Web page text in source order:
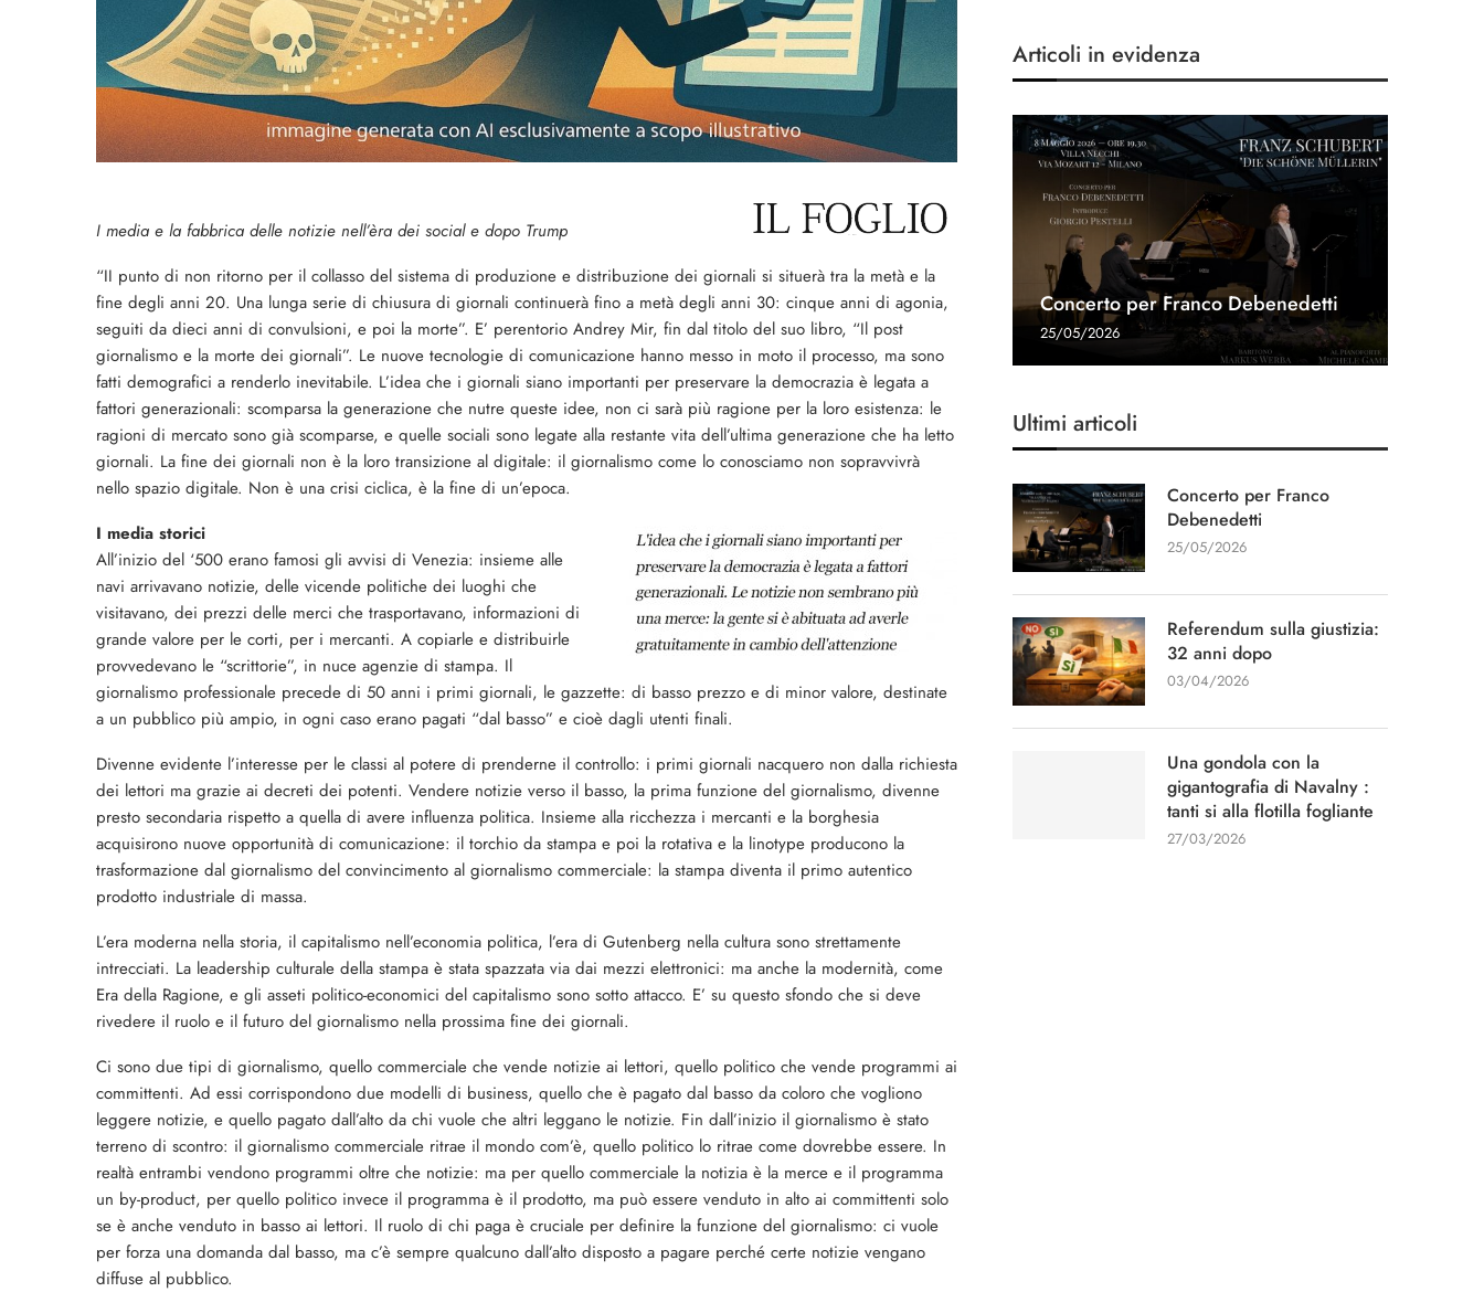
I media e la fabbrica delle notizie nell’èra dei social e dopo Trump
“II punto di non ritorno per il collasso del sistema di produzione e distribuzione dei giornali si situerà tra la metà e la
fine degli anni 20. Una lunga serie di chiusura di giornali continuerà fino a metà degli anni 30: cinque anni di agonia,
seguiti da dieci anni di convulsioni, e poi la morte”. E’ perentorio Andrey Mir, fin dal titolo del suo libro, “Il post
giornalismo e la morte dei giornali”. Le nuove tecnologie di comunicazione hanno messo in moto il processo, ma sono
fatti demografici a renderlo inevitabile. L’idea che i giornali siano importanti per preservare la democrazia è legata a
fattori generazionali: scomparsa la generazione che nutre queste idee, non ci sarà più ragione per la loro esistenza: le
ragioni di mercato sono già scomparse, e quelle sociali sono legate alla restante vita dell’ultima generazione che ha letto
giornali. La fine dei giornali non è la loro transizione al digitale: il giornalismo come lo conosciamo non sopravvivrà
nello spazio digitale. Non è una crisi ciclica, è la fine di un’epoca.
I media storici
All’inizio del ‘500 erano famosi gli avvisi di Venezia: insieme alle
navi arrivavano notizie, delle vicende politiche dei luoghi che
visitavano, dei prezzi delle merci che trasportavano, informazioni di
grande valore per le corti, per i mercanti. A copiarle e distribuirle
provvedevano le “scrittorie”, in nuce agenzie di stampa. Il
giornalismo professionale precede di 50 anni i primi giornali, le gazzette: di basso prezzo e di minor valore, destinate
a un pubblico più ampio, in ogni caso erano pagati “dal basso” e cioè dagli utenti finali.
Divenne evidente l’interesse per le classi al potere di prenderne il controllo: i primi giornali nacquero non dalla richiesta
dei lettori ma grazie ai decreti dei potenti. Vendere notizie verso il basso, la prima funzione del giornalismo, divenne
presto secondaria rispetto a quella di avere influenza politica. Insieme alla ricchezza i mercanti e la borghesia
acquisirono nuove opportunità di comunicazione: il torchio da stampa e poi la rotativa e la linotype producono la
trasformazione dal giornalismo del convincimento al giornalismo commerciale: la stampa diventa il primo autentico
prodotto industriale di massa.
L’era moderna nella storia, il capitalismo nell’economia politica, l’era di Gutenberg nella cultura sono strettamente
intrecciati. La leadership culturale della stampa è stata spazzata via dai mezzi elettronici: ma anche la modernità, come
Era della Ragione, e gli asseti politico-economici del capitalismo sono sotto attacco. E’ su questo sfondo che si deve
rivedere il ruolo e il futuro del giornalismo nella prossima fine dei giornali.
Ci sono due tipi di giornalismo, quello commerciale che vende notizie ai lettori, quello politico che vende programmi ai
committenti. Ad essi corrispondono due modelli di business, quello che è pagato dal basso da coloro che vogliono
leggere notizie, e quello pagato dall’alto da chi vuole che altri leggano le notizie. Fin dall’inizio il giornalismo è stato
terreno di scontro: il giornalismo commerciale ritrae il mondo com’è, quello politico lo ritrae come dovrebbe essere. In
realtà entrambi vendono programmi oltre che notizie: ma per quello commerciale la notizia è la merce e il programma
un by-product, per quello politico invece il programma è il prodotto, ma può essere venduto in alto ai committenti solo
se è anche venduto in basso ai lettori. Il ruolo di chi paga è cruciale per definire la funzione del giornalismo: ci vuole
per forza una domanda dal basso, ma c’è sempre qualcuno dall’alto disposto a pagare perché certe notizie vengano
diffuse al pubblico.
Articoli in evidenza
Concerto per Franco Debenedetti
25/05/2026
Ultimi articoli
Concerto per Franco
Debenedetti
25/05/2026
Referendum sulla giustizia:
32 anni dopo
03/04/2026
Una gondola con la
gigantografia di Navalny :
tanti si alla flotilla fogliante
27/03/2026